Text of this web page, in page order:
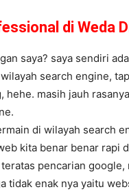
di Weda
saya? saya sendiri
search engine,
hehe. masih jauh
di wilayah search
kita benar benar rapi
pencarian
tidak enak nya yaitu